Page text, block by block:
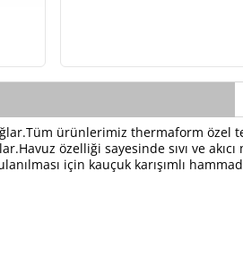
ürünlerimiz thermaform özel
özelliği sayesinde sıvı ve
için kauçuk karışımlı